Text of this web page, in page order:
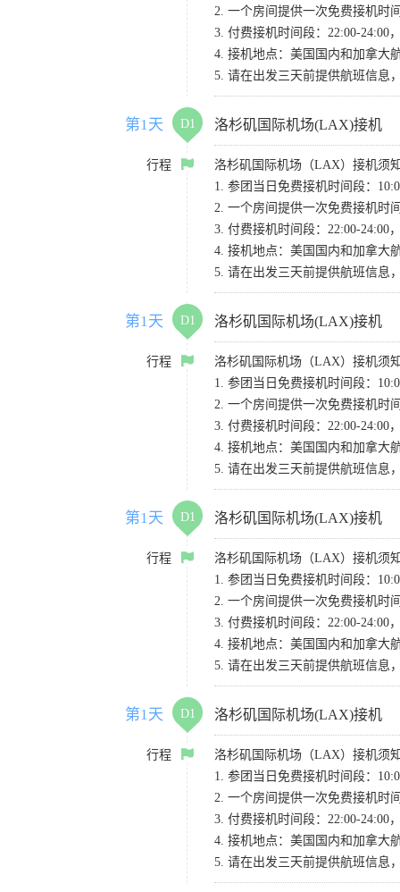
2. 一个房间提供一次免费接机时
3. 付费接机时间段：22:00-24:00
4. 接机地点：美国国内和加拿大
5. 请在出发三天前提供航班信息
第1天 D1 洛杉矶国际机场(LAX)接机
行程
洛杉矶国际机场（LAX）接机须
1. 参团当日免费接机时间段：
2. 一个房间提供一次免费接机时
3. 付费接机时间段：22:00-24:00
4. 接机地点：美国国内和加拿大
5. 请在出发三天前提供航班信息
第1天 D1 洛杉矶国际机场(LAX)接机
行程
洛杉矶国际机场（LAX）接机须
1. 参团当日免费接机时间段：
2. 一个房间提供一次免费接机时
3. 付费接机时间段：22:00-24:00
4. 接机地点：美国国内和加拿大
5. 请在出发三天前提供航班信息
第1天 D1 洛杉矶国际机场(LAX)接机
行程
洛杉矶国际机场（LAX）接机须
1. 参团当日免费接机时间段：
2. 一个房间提供一次免费接机时
3. 付费接机时间段：22:00-24:00
4. 接机地点：美国国内和加拿大
5. 请在出发三天前提供航班信息
第1天 D1 洛杉矶国际机场(LAX)接机
行程
洛杉矶国际机场（LAX）接机须
1. 参团当日免费接机时间段：
2. 一个房间提供一次免费接机时
3. 付费接机时间段：22:00-24:00
4. 接机地点：美国国内和加拿大
5. 请在出发三天前提供航班信息